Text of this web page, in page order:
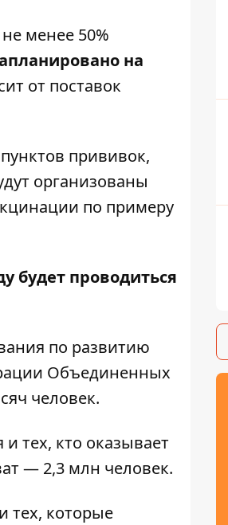
менее 50%
на
от поставок
прививок,
организованы
по примеру
будет проводиться
по развитию
Объединенных
человек.
тех, кто оказывает
— 2,3 млн человек.
тех, которые